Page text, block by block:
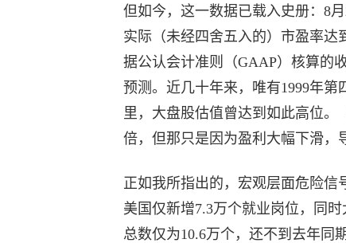
但如今，这一数据已载入史册：8
实际（未经四舍五入的）市盈率
据公认会计准则（GAAP）核算的
预测。近几十年来，唯有1999年
里，大盘股估值曾达到如此高位。
倍，但那只是因为盈利大幅下滑，
正如我所指出的，宏观层面危险信
美国仅新增7.3万个就业岗位，同
总数仅为10.6万个，还不到去年同